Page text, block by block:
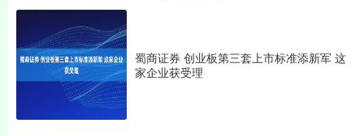
蜀商证券 创业板第三套上市标准添新军 这
家企业获受理